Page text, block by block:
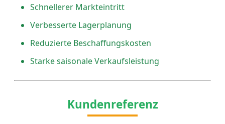
Schnellerer Markteintritt
Verbesserte Lagerplanung
Reduzierte Beschaffungskosten
Starke saisonale Verkaufsleistung
Kundenreferenz